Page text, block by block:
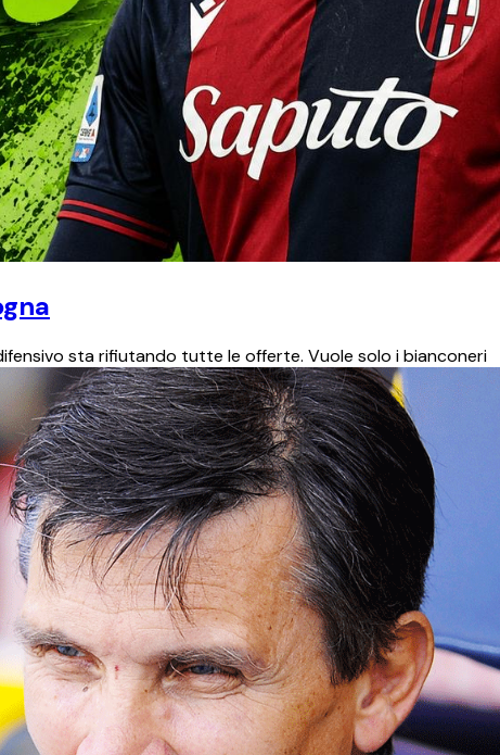
sta rifiutando tutte le offerte. Vuole solo i bianconeri